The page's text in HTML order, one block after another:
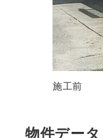
施工前
物件データ